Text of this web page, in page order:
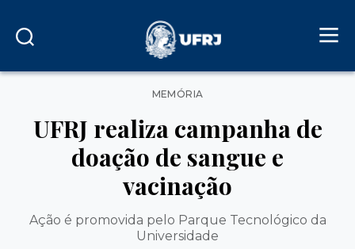
Categorias
MEMÓRIA
UFRJ realiza campanha de
doação de sangue e
vacinação
Ação é promovida pelo Parque Tecnológico da
Universidade